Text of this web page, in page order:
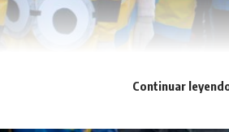
Continuar